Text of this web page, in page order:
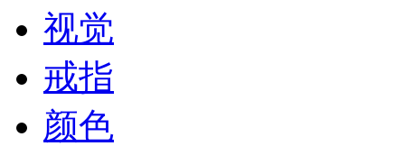
视觉
戒指
颜色